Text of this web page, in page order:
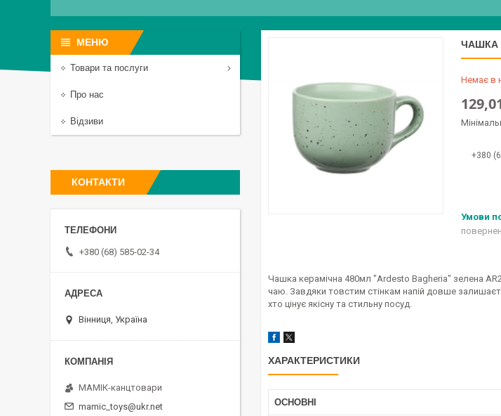
ЧАШКА
Немає в
+380
Чашка керамічна 480мл "Ardesto Bagheria" зелена
чаю. Завдяки товстим стінкам напій довше
хто цінує якісну та стильну посуд.
ХАРАКТЕРИСТИКИ
ОСНОВНІ
Товари та послуги
Про нас
Відзиви
КОНТАКТИ
+380 (68) 585-02-34
Вінниця, Україна
МАМІК-канцтовари
mamic_toys@ukr.net